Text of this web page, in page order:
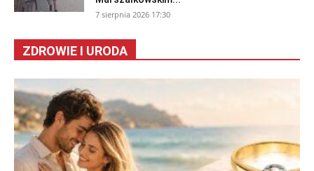
7 sierpnia 2026 17:30
ZDROWIE I URODA